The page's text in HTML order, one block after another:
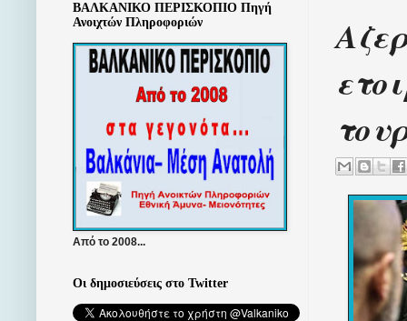
ΒΑΛΚΑΝΙΚΟ ΠΕΡΙΣΚΟΠΙΟ Πηγή
Ανοιχτών Πληροφοριών
Από το 2008...
Οι δημοσιεύσεις στο Twitter